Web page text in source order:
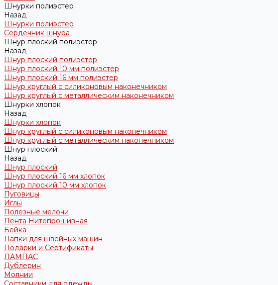
Шнурки полиэстер
Назад
Шнурки полиэстер
Сердечник шнура
Шнур плоский полиэстер
Назад
Шнур плоский полиэстер
Шнур плоский 10 мм полиэстер
Шнур плоский 16 мм полиэстер
Шнур круглый с силиконовым наконечником
Шнур круглый с металлическим наконечником
Шнурки хлопок
Назад
Шнурки хлопок
Шнур круглый с силиконовым наконечником
Шнур круглый с металлическим наконечником
Шнур плоский
Назад
Шнур плоский
Шнур плоский 16 мм хлопок
Шнур плоский 10 мм хлопок
Пуговицы
Иглы
Полезные мелочи
Лента Нитепрошивная
Бейка
Лапки для швейных машин
Подарки и Сертификаты
ЛАМПАС
Дублерин
Молнии